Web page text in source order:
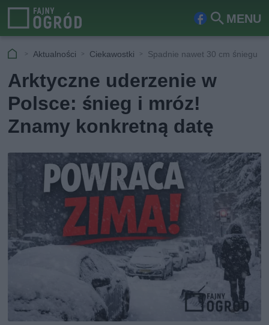
MENU
Fa
ook
Szu
kaj
Aktualności Ciekawostki Spadnie nawet 30 cm śniegu
Arktyczne uderzenie w
Polsce: śnieg i mróz!
Znamy konkretną datę